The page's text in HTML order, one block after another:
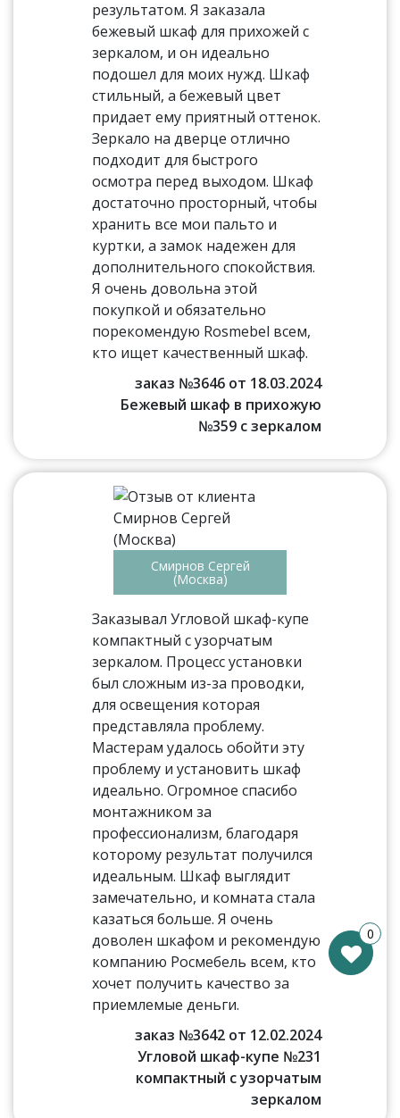
результатом. Я заказала
бежевый шкаф для прихожей с
зеркалом, и он идеально
подошел для моих нужд. Шкаф
стильный, а бежевый цвет
придает ему приятный оттенок.
Зеркало на дверце отлично
подходит для быстрого
осмотра перед выходом. Шкаф
достаточно просторный, чтобы
хранить все мои пальто и
куртки, а замок надежен для
дополнительного спокойствия.
Я очень довольна этой
покупкой и обязательно
порекомендую Rosmebel всем,
кто ищет качественный шкаф.
заказ №3646 от 18.03.2024
Бежевый шкаф в прихожую
№359 с зеркалом
Смирнов Сергей
(Москва)
Заказывал Угловой шкаф-купе
компактный с узорчатым
зеркалом. Процесс установки
был сложным из-за проводки,
для освещения которая
представляла проблему.
Мастерам удалось обойти эту
проблему и установить шкаф
идеально. Огромное спасибо
монтажником за
профессионализм, благодаря
которому результат получился
идеальным. Шкаф выглядит
замечательно, и комната стала
казаться больше. Я очень
доволен шкафом и рекомендую
компанию Росмебель всем, кто
хочет получить качество за
приемлемые деньги.
заказ №3642 от 12.02.2024
Угловой шкаф-купе №231
компактный с узорчатым
зеркалом
0